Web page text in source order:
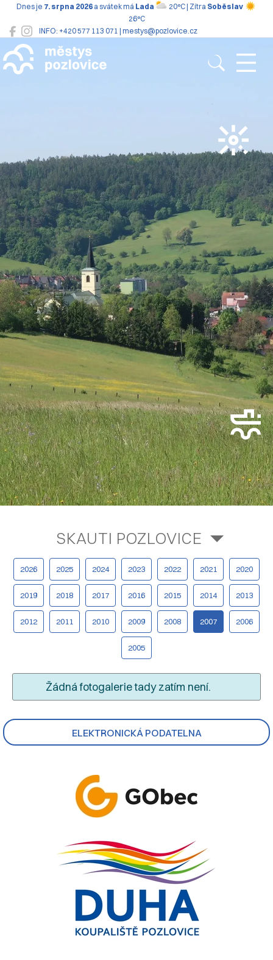
INFO: +420 577 113 071 | mestys@pozlovice.cz
Dnes je 7. srpna 2026 a svátek má Lada 20°C | Zítra Soběslav
26°C
Pozlovice
ELEKTRONICKÁ PODATELNA
SKAUTI POZLOVICE
2026 2025 2024 2023 2022 2021 2020
2019 2018 2017 2016 2015 2014 2013
2012 2011 2010 2009 2008 2007 2006
2005
Žádná fotogalerie tady zatím není.